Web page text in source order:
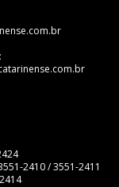
2410 / 3551-2411